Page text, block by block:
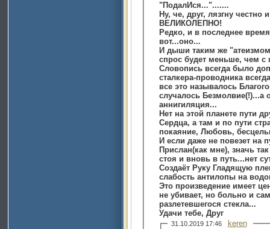
"ПодалИся...".......
Ну, че, друг, лязгну
ВЕЛИКОЛЕПНО!
Редко, и в последнее
вот...оно...
И дыши таким же
спрос будет меньше, чем
Словопись всегда было
сталкера-проводника
все это называлось
случалось Безмолвие(!)...а
аннигиляция...
Нет на этой планете пути
Сердца, а там и по пути
покаяние, Любовь,
И если даже не повезет на
Прислан(как мне), значь
стоя и вновь в путь...нет
Создаёт Руку Гладящую
слабость антилопы на
Это произведение имеет
не убивает, но больно и
разлетевшегося стекла...
Удачи тебе, Друг
31.10.2019 17:46
keren